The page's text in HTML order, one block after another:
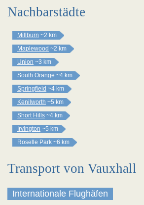
Nachbarstädte
Millburn ~2 km
Maplewood ~2 km
Union ~3 km
South Orange ~4 km
Springfield ~4 km
Kenilworth ~5 km
Short Hills ~4 km
Irvington ~5 km
Roselle Park ~6 km
Transport von Vauxhall
Internationale Flughäfen